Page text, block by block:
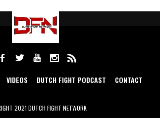
VIDEOS DUTCH FIGHT PODCAST CONTACT
2021 DUTCH FIGHT NETWORK